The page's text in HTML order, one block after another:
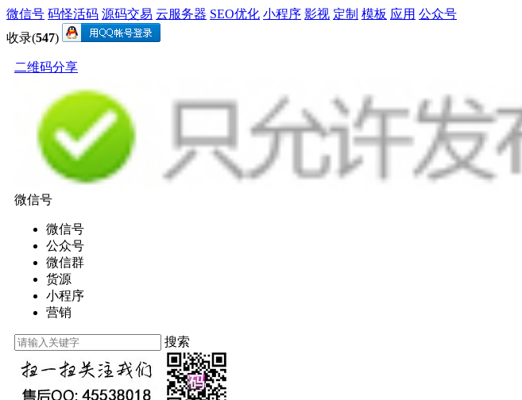
微信号 码怪活码 源码交易 云服务器 SEO优化 小程序 影视 定制 模板 应用 公众号
收录(547)
二维码分享
微信号
微信号
公众号
微信群
货源
小程序
营销
搜索